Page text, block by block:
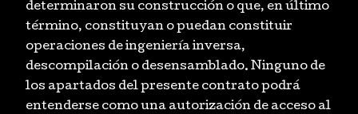
determinaron su construcción o que, en último
término, constituyan o puedan constituir
operaciones de ingeniería inversa,
descompilación o desensamblado. Ninguno de
los apartados del presente contrato podrá
entenderse como una autorización de acceso al